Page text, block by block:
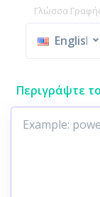
Γλώσσα
English
Περιγράψτε